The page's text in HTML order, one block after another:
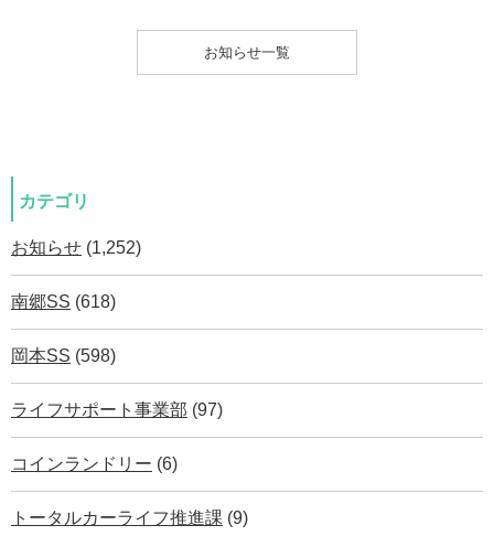
お知らせ一覧
カテゴリ
お知らせ (1,252)
南郷SS (618)
岡本SS (598)
ライフサポート事業部 (97)
コインランドリー (6)
トータルカーライフ推進課 (9)